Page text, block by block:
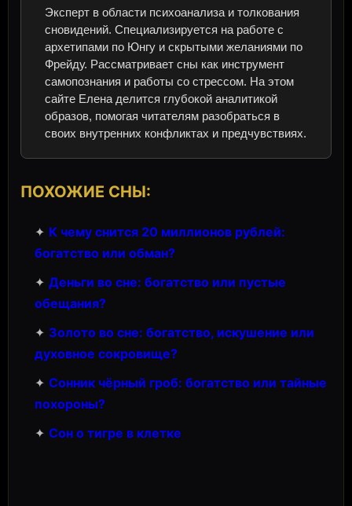
Эксперт в области психоанализа и толкования
сновидений. Специализируется на работе с
архетипами по Юнгу и скрытыми желаниями по
Фрейду. Рассматривает сны как инструмент
самопознания и работы со стрессом. На этом
сайте Елена делится глубокой аналитикой
образов, помогая читателям разобраться в
своих внутренних конфликтах и предчувствиях.
ПОХОЖИЕ СНЫ:
✦ К чему снится 20 миллионов рублей:
богатство или обман?
✦ Деньги во сне: богатство или пустые
обещания?
✦ Золото во сне: богатство, искушение или
духовное сокровище?
✦ Сонник чёрный гроб: богатство или тайные
похороны?
✦ Сон о тигре в клетке